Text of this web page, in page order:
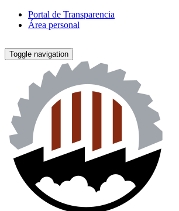
Portal de Transparencia
Área personal
Toggle navigation